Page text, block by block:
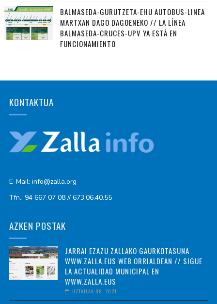
BALMASEDA-GURUTZETA-EHU AUTOBUS-LINEA
MARTXAN DAGO DAGOENEKO // LA LÍNEA
BALMASEDA-CRUCES-UPV YA ESTÁ EN
FUNCIONAMIENTO
KONTAKTUA
E-Mail: info@zalla.org
Tfn.: 94 667 07 08 // 673.06.40.55
AZKEN POSTAK
JARRAI EZAZU ZALLAKO GAURKOTASUNA
WWW.ZALLA.EUS WEB ORRIALDEAN // SIGUE
LA ACTUALIDAD MUNICIPAL EN
WWW.ZALLA.EUS
UZTAILAK 09, 2021